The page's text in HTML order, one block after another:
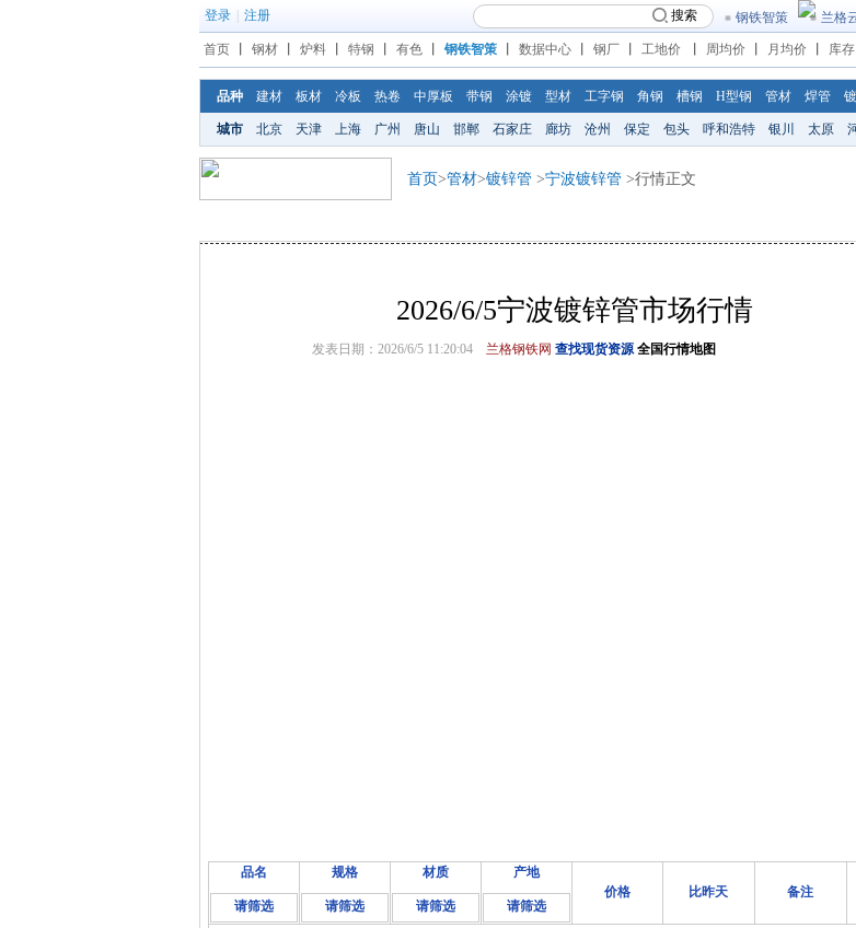
登录 注册 搜索 钢铁智策 兰格
首页 钢材 炉料 特钢 有色 钢铁智策 数据中心 钢厂 工地价 周均价 月均价 库存
品种 建材 板材 冷板 热卷 中厚板 带钢 涂镀 型材 工字钢 角钢 槽钢 H型钢 管材 焊管
城市 北京 天津 上海 广州 唐山 邯郸 石家庄 廊坊 沧州 保定 包头 呼和浩特 银川 太原
首页>管材>镀锌管 >宁波镀锌管 >行情正文
2026/6/5宁波镀锌管市场行情
发表日期：2026/6/5 11:20:04 兰格钢铁网 查找现货资源 全国行情地图
品名
请筛选
规格
请筛选
材质
请筛选
产地
请筛选
价格 比昨天 备注